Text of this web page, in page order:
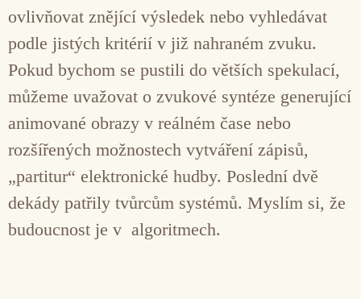
ovlivňovat znějící výsledek nebo vyhledávat
podle jistých kritérií v již nahraném zvuku.
Pokud bychom se pustili do větších spekulací,
můžeme uvažovat o zvukové syntéze generující
animované obrazy v reálném čase nebo
rozšířených možnostech vytváření zápisů,
„partitur“ elektronické hudby. Poslední dvě
dekády patřily tvůrcům systémů. Myslím si, že
budoucnost je v algoritmech.